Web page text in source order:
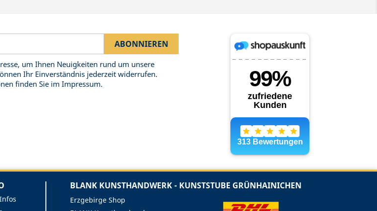
um Ihnen Neuigkeiten rund um unsere
Ihr Einverständnis jederzeit widerrufen.
finden Sie im Impressum.
BLANK KUNSTHANDWERK - KUNSTSTUBE GRÜNHAINICHEN
Erzgebirge Shop